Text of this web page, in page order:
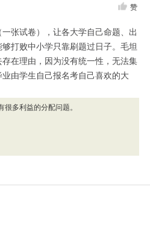
赞
张试卷），让各大学自己命题、出
打败中小学只靠刷题过日子。毛坦
在理由，因为没有统一性，无法集
由学生自己报名考自己喜欢的大
很多利益的分配问题。